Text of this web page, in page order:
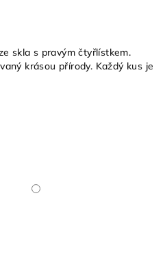
skla s pravým čtyřlístkem.
krásou přírody. Každý kus je